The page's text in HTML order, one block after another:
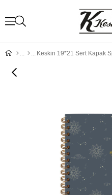
Keskin 19*21 Sert Kapak